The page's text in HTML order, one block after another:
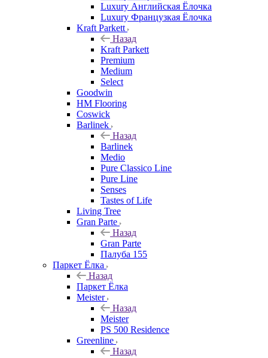
Luxury Английская Ёлочка
Luxury Французкая Ёлочка
Kraft Parkett
Назад
Kraft Parkett
Premium
Medium
Select
Goodwin
HM Flooring
Coswick
Barlinek
Назад
Barlinek
Medio
Pure Classico Line
Pure Line
Senses
Tastes of Life
Living Tree
Gran Parte
Назад
Gran Parte
Палуба 155
Паркет Ёлка
Назад
Паркет Ёлка
Meister
Назад
Meister
PS 500 Residence
Greenline
Назад